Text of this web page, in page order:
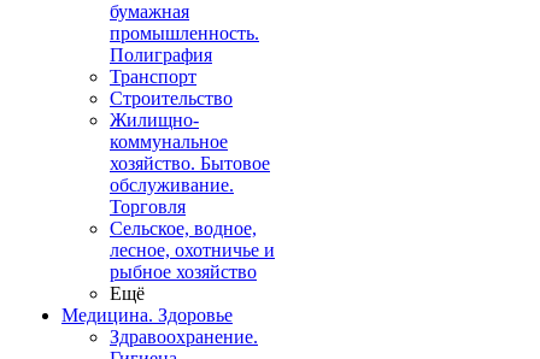
бумажная
промышленность.
Полиграфия
Транспорт
Строительство
Жилищно-
коммунальное
хозяйство. Бытовое
обслуживание.
Торговля
Сельское, водное,
лесное, охотничье и
рыбное хозяйство
Ещё
Медицина. Здоровье
Здравоохранение.